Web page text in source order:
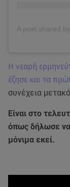
Η νεαρή
έζησε και τα
συνέχεια
Είναι στο
όπως δήλωσε να
μόνιμα εκεί.